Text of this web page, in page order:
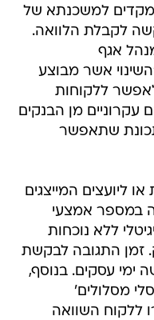
למשכנתא של
לקבלת הלוואה.
אגף
אשר מבוצע
ללקוחות
מן הבנקים
שתאפשר
ליועצים המייצגים
במספר אמצעי
ללא נוכחות
זמן התגובה לבקשת
ימי עסקים. בנוסף,
מסלולים'
ללקוח השוואה